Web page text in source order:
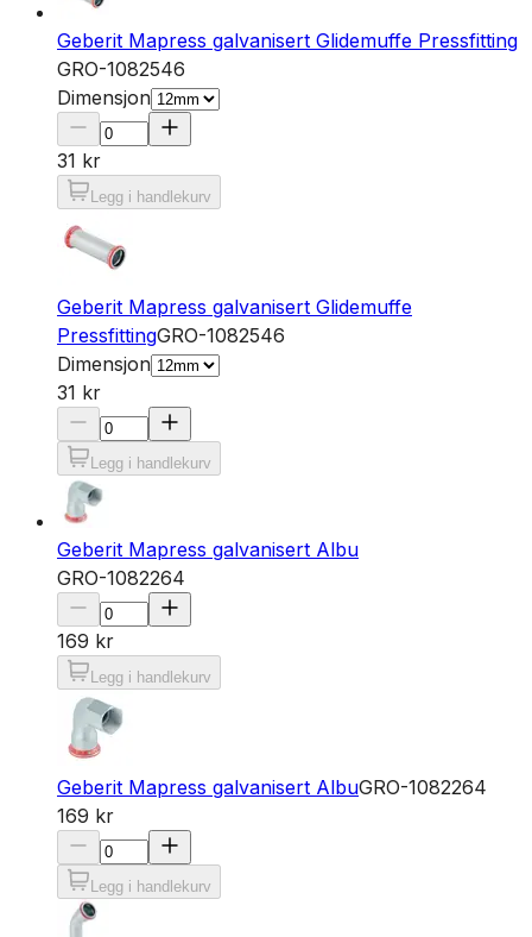
Geberit Mapress galvanisert Glidemuffe Pressfitting
GRO-1082546
Dimensjon
31 kr
Legg i handlekurv
Geberit Mapress galvanisert Glidemuffe
PressfittingGRO-1082546
Dimensjon
31 kr
Legg i handlekurv
Geberit Mapress galvanisert Albu
GRO-1082264
169 kr
Legg i handlekurv
Geberit Mapress galvanisert AlbuGRO-1082264
169 kr
Legg i handlekurv